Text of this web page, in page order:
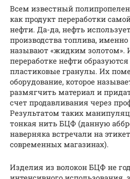
Всем известный полипропелен
как продукт переработки
нефти. Да-да, нефть
производства топлива,
называют «жидким золотом».
переработке нефти
пластиковые гранулы. Их
оборудование, которое
размягчить материал и
счет продавливания через
Результатом таких
тонкая нить БЦФ (данную
наверняка встречали на
современных магазинах).
Изделия из волокон БЦФ не